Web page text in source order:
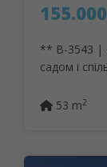
** B-3543 |
садом і
53 m2